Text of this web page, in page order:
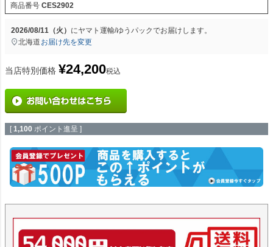
商品番号 CES2902
2026/08/11（火） にヤマト運輸/ゆうパックでお届けします。
北海道 お届け先を変更
当店特別価格 ¥24,200税込
[ 1,100 ポイント進呈 ]